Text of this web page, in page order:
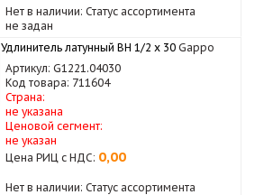
Нет в наличии: Статус ассортимента
не задан
Удлинитель латунный ВН 1/2 х 30Gappo
Артикул: G1221.04030
Код товара: 711604
Страна:
не указана
Ценовой сегмент:
не указан
Цена РИЦ с НДС: 0,00
Нет в наличии: Статус ассортимента